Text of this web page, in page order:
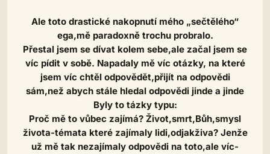
Ale toto drastické nakopnutí mého „sečtělého“
ega,mě paradoxně trochu probralo.
Přestal jsem se dívat kolem sebe,ale začal jsem se
víc pídit v sobě. Napadaly mě víc otázky, na které
jsem víc chtěl odpovědět,přijít na odpovědi
sám,než abych stále hledal odpovědi jinde a jinde
Byly to tázky typu:
Proč mě to vůbec zajímá? Život,smrt,Bůh,smysl
života-témata které zajímaly lidi,odjakživa? Jenže
už mě tak nezajímaly odpovědi na toto,ale víc-